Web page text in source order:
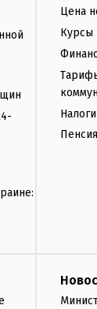
Цена
Курсы
Налоги